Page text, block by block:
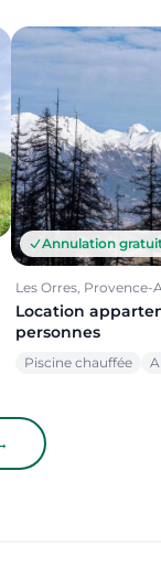
Annulation
Les Orres, Provence-
Location
personnes
Piscine chauffée